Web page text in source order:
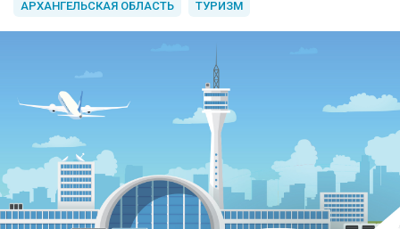
АРХАНГЕЛЬСКАЯ ОБЛАСТЬ ТУРИЗМ